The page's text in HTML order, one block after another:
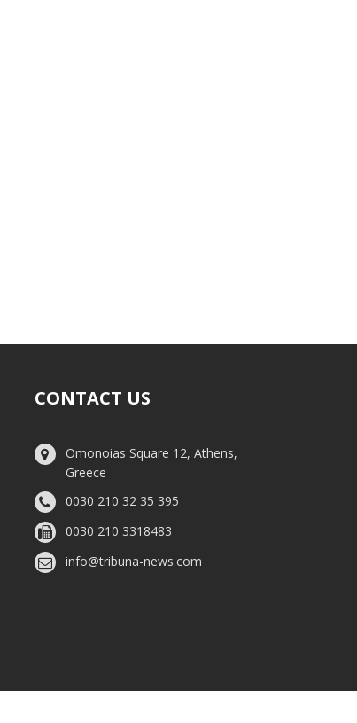
CONTACT US
Omonoias Square 12, Athens,
Greece
0030 210 32 35 395
0030 210 3318483
info@tribuna-news.com